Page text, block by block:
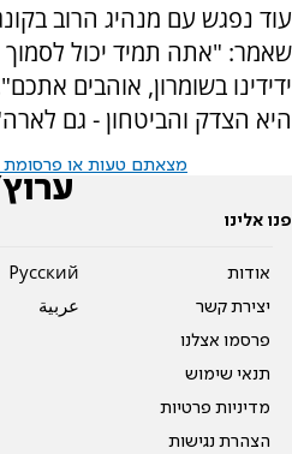
עוד נפגש עם מנהיג הרוב
שאמר: "אתה תמיד יכול לסמוך
ידידינו בשומרון, אוהבים
היא הצדק והביטחון - גם
מצאתם טעות או פרסומת
פנו אלינו
אודות
יצירת קשר
פרסמו אצלנו
תנאי שימוש
מדיניות פרטיות
הצהרת נגישות
Pусский
عربية